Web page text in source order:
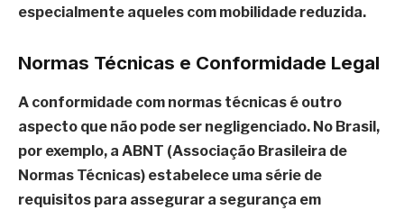
especialmente aqueles com mobilidade reduzida.
Normas Técnicas e Conformidade Legal
A conformidade com normas técnicas é outro
aspecto que não pode ser negligenciado. No Brasil,
por exemplo, a ABNT (Associação Brasileira de
Normas Técnicas) estabelece uma série de
requisitos para assegurar a segurança em